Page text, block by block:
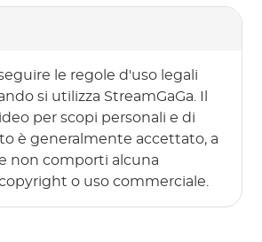
le regole d'uso legali
si utilizza StreamGaGa. Il
per scopi personali e di
è generalmente accettato, a
non comporti alcuna
o uso commerciale.